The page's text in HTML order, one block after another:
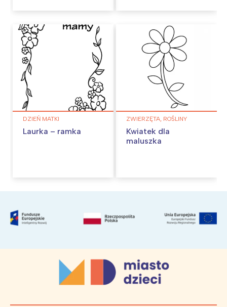
DZIEŃ MATKI
Laurka – ramka
ZWIERZĘTA, ROŚLINY
Kwiatek dla
maluszka